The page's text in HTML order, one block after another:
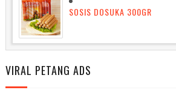
SOSIS DOSUKA 300GR
VIRAL PETANG ADS